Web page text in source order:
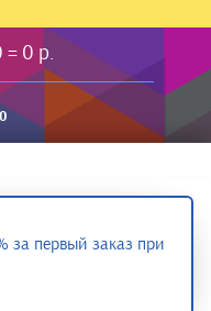
= 0 р.
за первый заказ при